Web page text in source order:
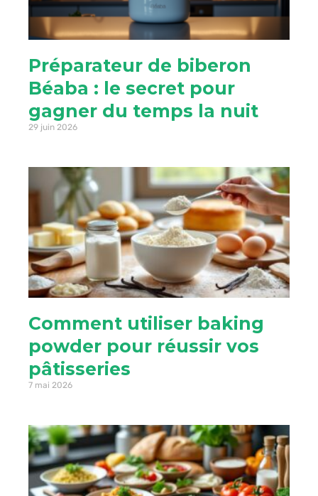
Préparateur de biberon
Béaba : le secret pour
gagner du temps la nuit
29 juin 2026
Comment utiliser baking
powder pour réussir vos
pâtisseries
7 mai 2026